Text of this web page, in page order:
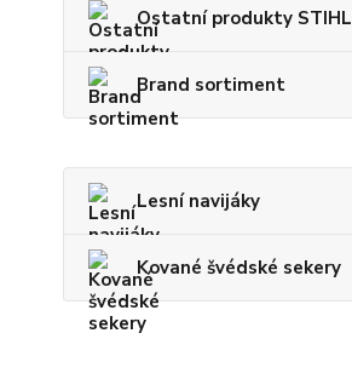
Ostatní produkty STIHL
Brand sortiment
Lesní navijáky
Kované švédské sekery